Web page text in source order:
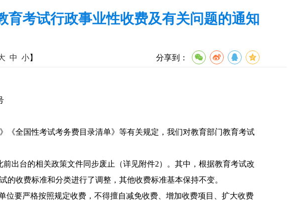
考试行政事业性收费及有关问题的通知
中 小】 分享到：
全国性考试考务费目录清单》等有关规定，我们对教育部门教育考试
台的相关政策文件同步废止（详见附件2）。其中，根据教育考试改
收费标准和分类进行了调整，其他收费标准基本保持不变。
要严格按照规定收费，不得擅自减免收费、增加收费项目、扩大收费